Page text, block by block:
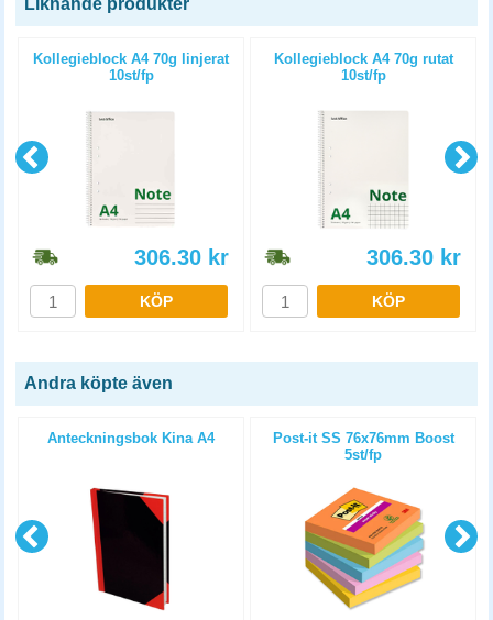
Liknande produkter
Kollegieblock A4 70g linjerat
10st/fp
306.30 kr
KÖP
Kollegieblock A4 70g rutat
10st/fp
306.30 kr
KÖP
Andra köpte även
Anteckningsbok Kina A4
Post-it SS 76x76mm Boost
5st/fp